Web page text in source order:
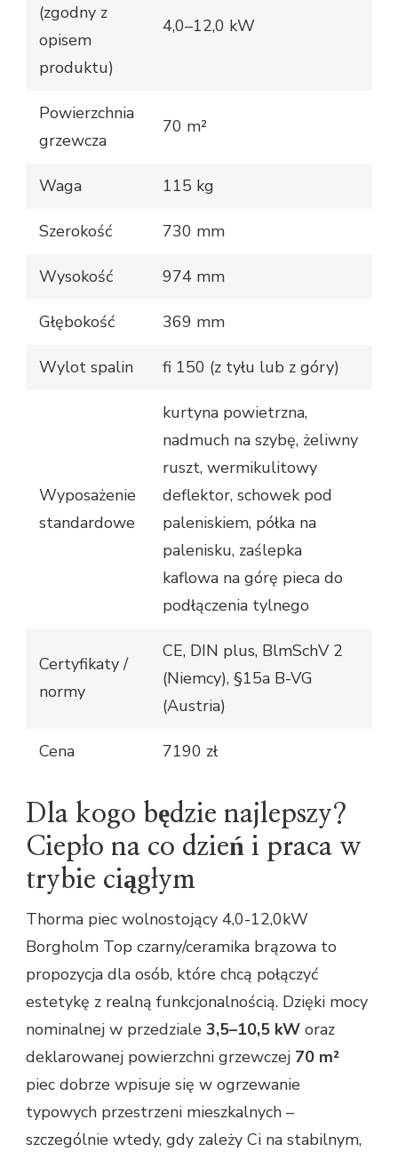
(zgodny z
opisem
produktu)
4,0–12,0 kW
Powierzchnia
grzewcza
70 m²
Waga 115 kg
Szerokość 730 mm
Wysokość 974 mm
Głębokość 369 mm
Wylot spalin fi 150 (z tyłu lub z góry)
Wyposażenie
standardowe
kurtyna powietrzna,
nadmuch na szybę, żeliwny
ruszt, wermikulitowy
deflektor, schowek pod
paleniskiem, półka na
palenisku, zaślepka
kaflowa na górę pieca do
podłączenia tylnego
Certyfikaty /
normy
CE, DIN plus, BlmSchV 2
(Niemcy), §15a B-VG
(Austria)
Cena 7190 zł
Dla kogo będzie najlepszy?
Ciepło na co dzień i praca w
trybie ciągłym
Thorma piec wolnostojący 4,0-12,0kW
Borgholm Top czarny/ceramika brązowa to
propozycja dla osób, które chcą połączyć
estetykę z realną funkcjonalnością. Dzięki mocy
nominalnej w przedziale 3,5–10,5 kW oraz
deklarowanej powierzchni grzewczej 70 m²
piec dobrze wpisuje się w ogrzewanie
typowych przestrzeni mieszkalnych –
szczególnie wtedy, gdy zależy Ci na stabilnym,